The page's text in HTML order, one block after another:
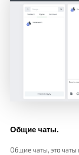
Общие чаты.
Общие чаты, это чаты